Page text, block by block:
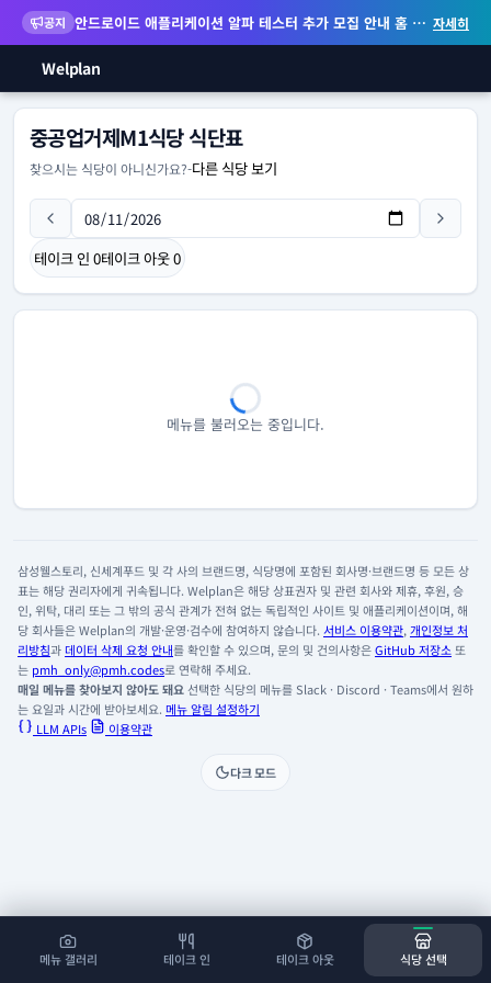
공지 안드로이드 애플리케이션 알파 테스터 추가 모집 안내 홈 화면 위젯 등 지원 자세히
Welplan
메뉴 갤러리 테이크 인 테이크 아웃 식당 선택
중공업거제M1식당 식단표
찾으시는 식당이 아니신가요?-다른 식당 보기
테이크 인 0테이크 아웃0
메뉴를 불러오는 중입니다.
삼성웰스토리, 신세계푸드 및 각 사의 브랜드명, 식당명에 포함된 회사명·브랜드명 등 모든 상
표는 해당 권리자에게 귀속됩니다. Welplan은 해당 상표권자 및 관련 회사와 제휴, 후원, 승
인, 위탁, 대리 또는 그 밖의 공식 관계가 전혀 없는 독립적인 사이트 및 애플리케이션이며, 해
당 회사들은 Welplan의 개발·운영·검수에 참여하지 않습니다. 서비스 이용약관, 개인정보 처
리방침과데이터 삭제 요청 안내를 확인할 수 있으며, 문의 및 건의사항은GitHub 저장소 또
는 pmh_only@pmh.codes로 연락해 주세요.
매일 메뉴를 찾아보지 않아도 돼요선택한 식당의 메뉴를 Slack · Discord · Teams에서 원하
는 요일과 시간에 받아보세요. 메뉴 알림 설정하기
LLM APIs
이용약관
다크 모드